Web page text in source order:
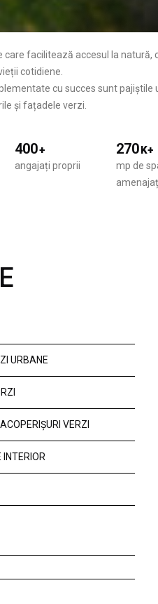
care facilitează accesul la natură,
cotidiene.
cu succes sunt pajiștile
și fațadele verzi.
400+
angajați proprii
270K+
mp de
URBANE
VERZI
INTERIOR